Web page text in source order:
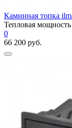
Каминная топка
Тепловая
0
66 200 руб.